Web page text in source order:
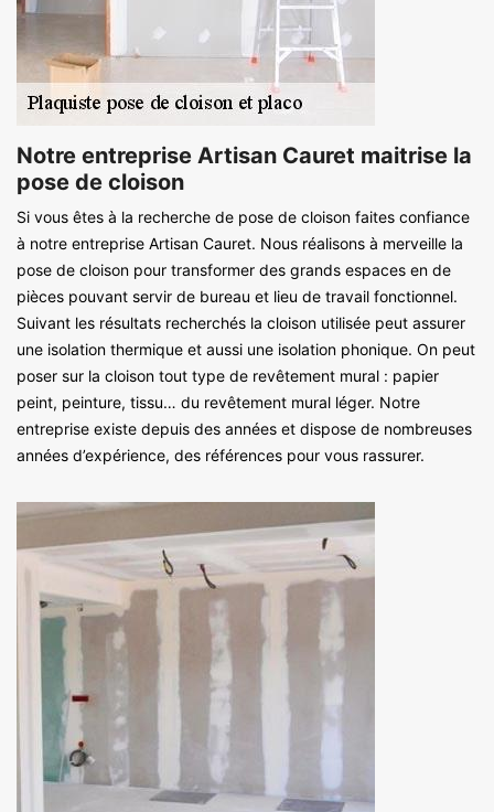
Notre entreprise Artisan Cauret maitrise la
pose de cloison
Si vous êtes à la recherche de pose de cloison faites confiance
à notre entreprise Artisan Cauret. Nous réalisons à merveille la
pose de cloison pour transformer des grands espaces en de
pièces pouvant servir de bureau et lieu de travail fonctionnel.
Suivant les résultats recherchés la cloison utilisée peut assurer
une isolation thermique et aussi une isolation phonique. On peut
poser sur la cloison tout type de revêtement mural : papier
peint, peinture, tissu… du revêtement mural léger. Notre
entreprise existe depuis des années et dispose de nombreuses
années d’expérience, des références pour vous rassurer.